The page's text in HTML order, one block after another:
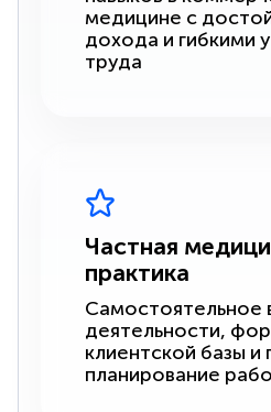
медицине с
дохода и гибкими
труда
Частная
практика
Самостоятельное
деятельности,
клиентской базы и
планирование